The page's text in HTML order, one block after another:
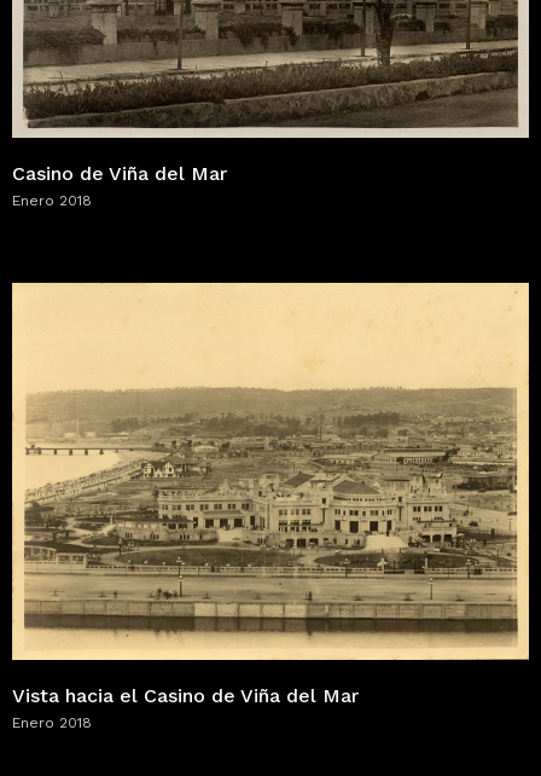
Casino de Viña del Mar
Enero 2018
Vista hacia el Casino de Viña del Mar
Enero 2018